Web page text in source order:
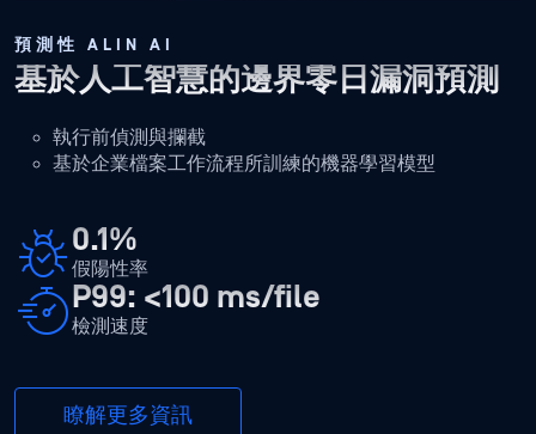
預測性 ALIN AI
基於人工智慧的邊界零日漏洞預測
執行前偵測與攔截
基於企業檔案工作流程所訓練的機器學習模型
0.1%
假陽性率
P99: <100 ms/file
檢測速度
瞭解更多資訊